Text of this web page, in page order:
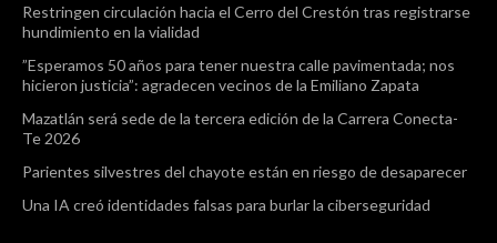
Restringen circulación hacia el Cerro del Crestón tras registrarse
hundimiento en la vialidad
”Esperamos 50 años para tener nuestra calle pavimentada; nos
hicieron justicia”: agradecen vecinos de la Emiliano Zapata
Mazatlán será sede de la tercera edición de la Carrera Conecta-
Te 2026
Parientes silvestres del chayote están en riesgo de desaparecer
Una IA creó identidades falsas para burlar la ciberseguridad